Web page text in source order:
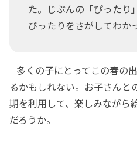
た。じぶんの「ぴったり
ぴったりをさがしてわか
多くの子にとってこの春の
るかもしれない。お子さんと
期を利用して、楽しみながら
だろうか。